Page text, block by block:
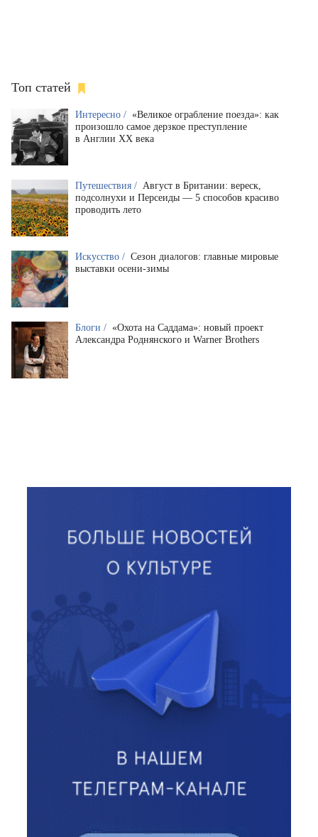
Топ статей
Интересно / «Великое ограбление поезда»: как
произошло самое дерзкое преступление
в Англии XX века
Путешествия / Август в Британии: вереск,
подсолнухи и Персеиды — 5 способов красиво
проводить лето
Искусство / Сезон диалогов: главные мировые
выставки осени-зимы
Блоги / «Охота на Саддама»: новый проект
Александра Роднянского и Warner Brothers